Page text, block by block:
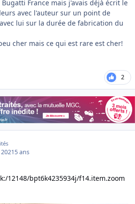
France mais j'avais déjà écrit le
avec l'auteur sur un point de
lui sur la durée de fabrication du
cher mais ce qui est rare est cher!
2
5 ans
12148/bpt6k4235934j/f14.item.zoom